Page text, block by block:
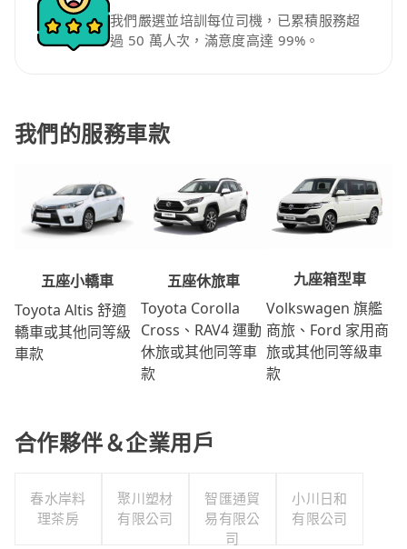
我們嚴選並培訓每位司機，已累積服務超
過 50 萬人次，滿意度高達 99%。
我們的服務車款
五座小轎車
Toyota Altis 舒適
轎車或其他同等級
車款
五座休旅車
Toyota Corolla
Cross、RAV4 運動
休旅或其他同等車
款
九座箱型車
Volkswagen 旗艦
商旅、Ford 家用商
旅或其他同等級車
款
合作夥伴＆企業用戶
春水岸料
理茶房
聚川塑材
有限公司
智匯通貿
易有限公
司
小川日和
有限公司